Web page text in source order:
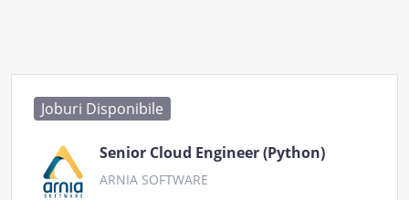
Joburi Disponibile
Senior Cloud Engineer (Python)
ARNIA SOFTWARE